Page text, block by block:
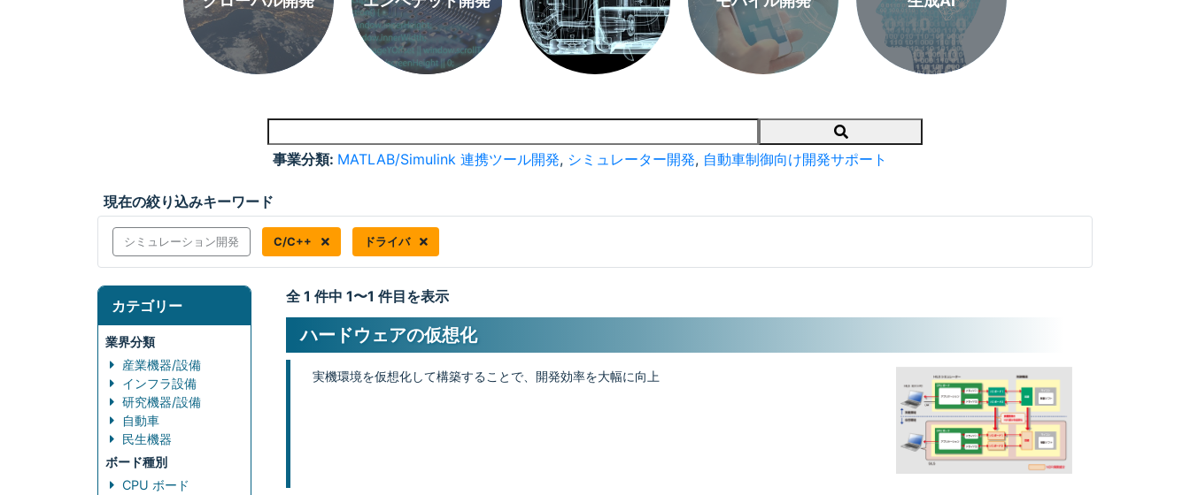
Search
事業分類: MATLAB/Simulink 連携ツール開発, シミュレーター開発, 自動車制御向け開発サポート
現在の絞り込みキーワード
シミュレーション開発 C/C++ ドライバ
カテゴリー
業界分類
産業機器/設備
インフラ設備
研究機器/設備
自動車
民生機器
ボード種別
CPU ボード
全 1 件中 1〜1 件目を表示
ハードウェアの仮想化
実機環境を仮想化して構築することで、開発効率を大幅に向上